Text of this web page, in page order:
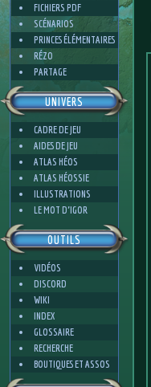
FICHIERS PDF
SCÉNARIOS
PRINCES ÉLÉMENTAIRES
RÉZO
PARTAGE
UNIVERS
CADRE DE JEU
AIDES DE JEU
ATLAS HÉOS
ATLAS HÉOSSIE
ILLUSTRATIONS
LE MOT D'IGOR
OUTILS
VIDÉOS
DISCORD
WIKI
INDEX
GLOSSAIRE
RECHERCHE
BOUTIQUES ET ASSOS